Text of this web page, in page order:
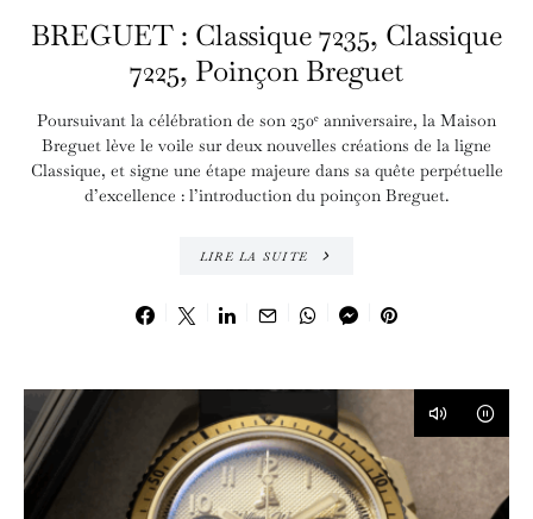
BREGUET : Classique 7235, Classique
7225, Poinçon Breguet
Poursuivant la célébration de son 250ᵉ anniversaire, la Maison
Breguet lève le voile sur deux nouvelles créations de la ligne
Classique, et signe une étape majeure dans sa quête perpétuelle
d’excellence : l’introduction du poinçon Breguet.
LIRE LA SUITE